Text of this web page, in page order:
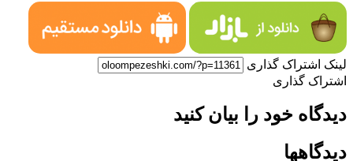
لینک اشتراک گذاری
اشتراک گذاری
دیدگاه خود را بیان کنید
دیدگاهها